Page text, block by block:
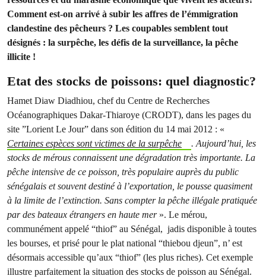
Comment est-on arrivé à subir les affres de l’émmigration
clandestine des pêcheurs ? Les coupables semblent tout
désignés : la surpêche, les défis de la surveillance, la pêche
illicite !
Etat des stocks de poissons: quel diagnostic?
Hamet Diaw Diadhiou, chef du Centre de Recherches
Océanographiques Dakar-Thiaroye (CRODT), dans les pages du
site ”Lorient Le Jour” dans son édition du 14 mai 2012 : «
Certaines espèces sont victimes de la surpêche
. Aujourd’hui, les
stocks de mérous connaissent une dégradation très importante. La
pêche intensive de ce poisson, très populaire auprès du public
sénégalais et souvent destiné à l’exportation, le pousse quasiment
à la limite de l’extinction. Sans compter la pêche illégale pratiquée
par des bateaux étrangers en haute mer». Le mérou,
communément appelé “thiof” au Sénégal, jadis disponible à toutes
les bourses, et prisé pour le plat national “thiebou djeun”, n’ est
désormais accessible qu’aux “thiof” (les plus riches). Cet exemple
illustre parfaitement la situation des stocks de poisson au Sénégal.